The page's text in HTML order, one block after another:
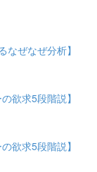
なぜなぜ分析】
欲求5段階説】
欲求5段階説】